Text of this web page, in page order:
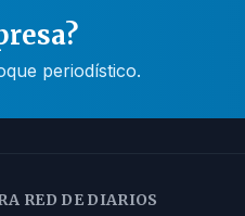
periodístico.
RED DE DIARIOS